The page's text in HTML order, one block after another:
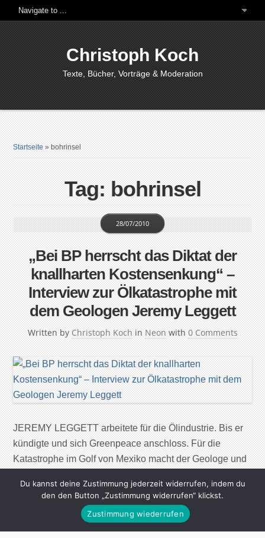
Christoph Koch
Texte, Bücher, Vorträge & Moderation
Startseite » bohrinsel
Tag: bohrinsel
„Bei BP herrscht das Diktat der
knallharten Kostensenkung“ –
Interview zur Ölkatastrophe mit
dem Geologen Jeremy Leggett
Written by Christoph Koch
28/07/2010
in Neon with 0 Comments
JEREMY LEGGETT arbeitete für die Ölindustrie. Bis er
kündigte und sich Greenpeace anschloss. Für die
Katastrophe im Golf von Mexiko macht der Geologe und
verantwortlich – und den absurd großen Hunger der
Menschen nach Öl. Mister Leggett, wie konnte es zur
verheerenden Ölkatastrophe im Golf von Mexiko
Du kannst deine Zustimmung jederzeit widerrufen, indem du
den den Button „Zustimmung widerrufen“ klickst.
Zustimmung wiederrufen